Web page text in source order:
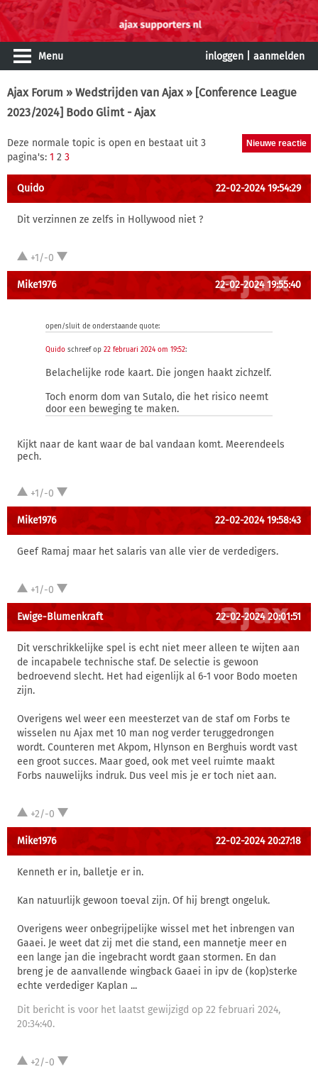
Menu inloggen aanmelden
Ajax Forum » Wedstrijden van Ajax» [Conference League
2023/2024] Bodo Glimt - Ajax
Deze normale topic is open en bestaat uit 3
pagina's: 1 2 3
Quido 22-02-2024 19:54:29
Dit verzinnen ze zelfs in Hollywood niet ?
+1/-0
Mike1976 22-02-2024 19:55:40
open/sluit de onderstaande quote:
Quido schreef op 22 februari 2024 om 19:52:
Belachelijke rode kaart. Die jongen haakt zichzelf.
Toch enorm dom van Sutalo, die het risico neemt
door een beweging te maken.
Kijkt naar de kant waar de bal vandaan komt. Meerendeels
pech.
+1/-0
Mike1976 22-02-2024 19:58:43
Geef Ramaj maar het salaris van alle vier de verdedigers.
+1/-0
Ewige-Blumenkraft 22-02-2024 20:01:51
Dit verschrikkelijke spel is echt niet meer alleen te wijten aan
de incapabele technische staf. De selectie is gewoon
bedroevend slecht. Het had eigenlijk al 6-1 voor Bodo moeten
zijn.
Overigens wel weer een meesterzet van de staf om Forbs te
wisselen nu Ajax met 10 man nog verder teruggedrongen
wordt. Counteren met Akpom, Hlynson en Berghuis wordt vast
een groot succes. Maar goed, ook met veel ruimte maakt
Forbs nauwelijks indruk. Dus veel mis je er toch niet aan.
+2/-0
Mike1976 22-02-2024 20:27:18
Kenneth er in, balletje er in.
Kan natuurlijk gewoon toeval zijn. Of hij brengt ongeluk.
Overigens weer onbegrijpelijke wissel met het inbrengen van
Gaaei. Je weet dat zij met die stand, een mannetje meer en
een lange jan die ingebracht wordt gaan stormen. En dan
breng je de aanvallende wingback Gaaei in ipv de (kop)sterke
echte verdediger Kaplan ...
Dit bericht is voor het laatst gewijzigd op 22 februari 2024,
20:34:40.
+2/-0